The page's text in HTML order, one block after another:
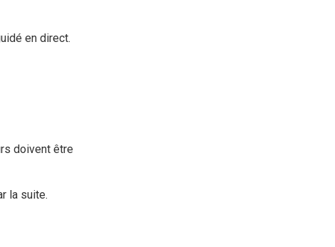
en direct.
doivent être
la suite.